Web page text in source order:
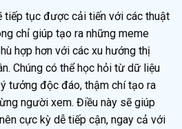
tiếp tục được cải tiến với các thuật
chỉ giúp tạo ra những meme
hợp hơn với các xu hướng thị
Chúng có thể học hỏi từ dữ liệu
tưởng độc đáo, thậm chí tạo ra
người xem. Điều này sẽ giúp
cực kỳ dễ tiếp cận, ngay cả với